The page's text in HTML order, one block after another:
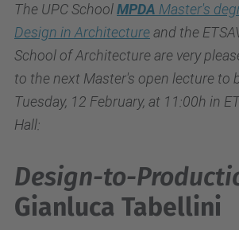
The UPC SchoolMPDA Master's
Design in Architectureand the
School of Architecture are very
to the next Master's open lecture to
Tuesday, 12 February, at 11:00h in
Hall:
Design-to-
Gianluca Tabellini